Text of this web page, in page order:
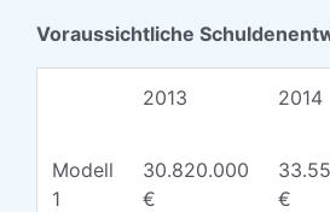
Voraussichtliche
2013 2014
Modell
1
30.820.000
€
€